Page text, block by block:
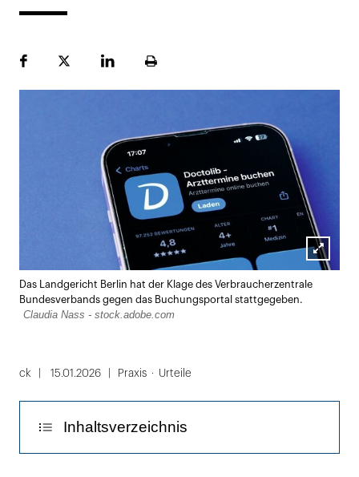
FacebookPlattformLinekdInSeite
Lightbox
öffnen
Das Landgericht Berlin hat der Klage des Verbraucherzentrale
Bundesverbands gegen das Buchungsportal stattgegeben.
Claudia Nass - stock.adobe.com
ck 15.01.2026 Praxis Urteile
Inhaltsverzeichnis